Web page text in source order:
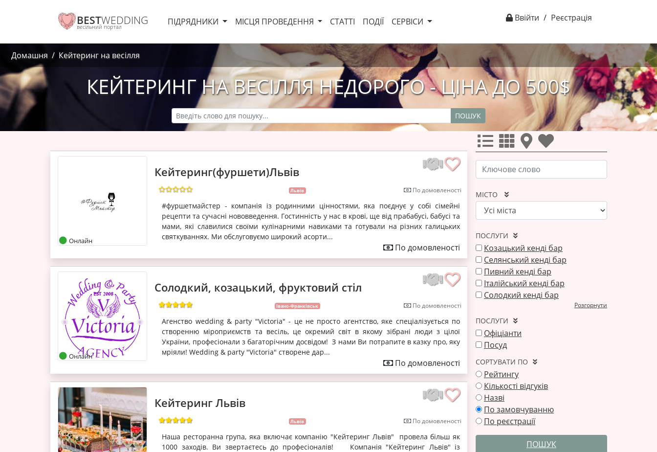
BESTWEDDING
весільний портал ПІДРЯДНИКИ МІСЦЯ ПРОВЕДЕННЯ СТАТТІ ПОДІЇ СЕРВІСИ Ввійти / Реєстрація
Домашня Кейтеринг на весілля
КЕЙТЕРИНГ НА ВЕСІЛЛЯ НЕДОРОГО - ЦІНА ДО 500$
ПОШУК
МІСТО
ПОСЛУГИ
Козацький кенді бар
Селянський кенді бар
Пивний кенді бар
Італійський кенді бар
Солодкий кенді бар
Розгорнути
ПОСЛУГИ
Офіціанти
Посуд
СОРТУВАТИ ПО
Рейтингу
Кількості відгуків
Назві
По замовчуванню
По реєстрації
ПОШУК
Онлайн
Кейтеринг(фуршети)Львів
Львів По домовленості
#фуршетмайстер - компанія із родинними цінностями, яка поєднує у собі сімейні
рецепти та сучасні нововведення. Гостинність у нас в крові, ще від прабабусі, бабусі та
мами, які славилися своїми кулінарними навиками та готували на різних галицьких
святкуваннях. Ми обслуговуємо широкий асорти...
По домовленості
Онлайн
Солодкий, козацький, фруктовий стіл
Івано-Франківськ По домовленості
Агенство wedding & party "Victoria" - це не просто агентство, яке спеціалізується по
створенню міроприємств та весіль, це окремий світ в якому зібрані люди з цілої
України, професіонали з багаторічним досвідом! З нами Ви потрапите в казку про, яку
мріяли! Wedding & party "Victoria" створене дар...
По домовленості
Кейтеринг Львів
Львів По домовленості
Наша ресторанна група, яка включає компанію "Кейтеринг Львів" провела більш як
1000 заходів. Ви звертаєтесь до професіоналів! Компанія "Кейтеринг Львів" із